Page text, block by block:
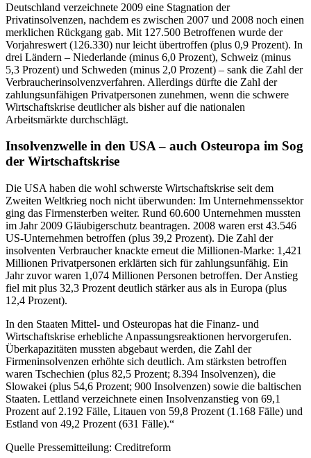
Deutschland verzeichnete 2009 eine Stagnation der
Privatinsolvenzen, nachdem es zwischen 2007 und 2008 noch einen
merklichen Rückgang gab. Mit 127.500 Betroffenen wurde der
Vorjahreswert (126.330) nur leicht übertroffen (plus 0,9 Prozent). In
drei Ländern – Niederlande (minus 6,0 Prozent), Schweiz (minus
5,3 Prozent) und Schweden (minus 2,0 Prozent) – sank die Zahl der
Verbraucherinsolvenzverfahren. Allerdings dürfte die Zahl der
zahlungsunfähigen Privatpersonen zunehmen, wenn die schwere
Wirtschaftskrise deutlicher als bisher auf die nationalen
Arbeitsmärkte durchschlägt.
Insolvenzwelle in den USA – auch Osteuropa im Sog
der Wirtschaftskrise
Die USA haben die wohl schwerste Wirtschaftskrise seit dem
Zweiten Weltkrieg noch nicht überwunden: Im Unternehmenssektor
ging das Firmensterben weiter. Rund 60.600 Unternehmen mussten
im Jahr 2009 Gläubigerschutz beantragen. 2008 waren erst 43.546
US-Unternehmen betroffen (plus 39,2 Prozent). Die Zahl der
insolventen Verbraucher knackte erneut die Millionen-Marke: 1,421
Millionen Privatpersonen erklärten sich für zahlungsunfähig. Ein
Jahr zuvor waren 1,074 Millionen Personen betroffen. Der Anstieg
fiel mit plus 32,3 Prozent deutlich stärker aus als in Europa (plus
12,4 Prozent).
In den Staaten Mittel- und Osteuropas hat die Finanz- und
Wirtschaftskrise erhebliche Anpassungsreaktionen hervorgerufen.
Überkapazitäten mussten abgebaut werden, die Zahl der
Firmeninsolvenzen erhöhte sich deutlich. Am stärksten betroffen
waren Tschechien (plus 82,5 Prozent; 8.394 Insolvenzen), die
Slowakei (plus 54,6 Prozent; 900 Insolvenzen) sowie die baltischen
Staaten. Lettland verzeichnete einen Insolvenzanstieg von 69,1
Prozent auf 2.192 Fälle, Litauen von 59,8 Prozent (1.168 Fälle) und
Estland von 49,2 Prozent (631 Fälle).“
Quelle Pressemitteilung: Creditreform